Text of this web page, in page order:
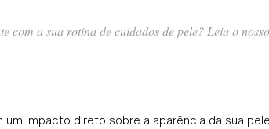
com a sua rotina de cuidados de pele? Leia o
impacto direto sobre a aparência da sua